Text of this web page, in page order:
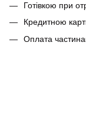
Готівкою при
Кредитною
Оплата